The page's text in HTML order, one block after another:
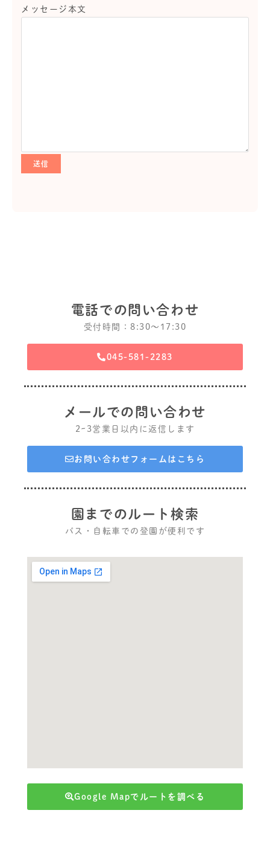
メッセージ本文
電話での問い合わせ
受付時間：8:30〜17:30
045-581-2283
メールでの問い合わせ
2~3営業日以内に返信します
お問い合わせフォームはこちら
園までのルート検索
バス・自転車での登園が便利です
Google Mapでルートを調べる